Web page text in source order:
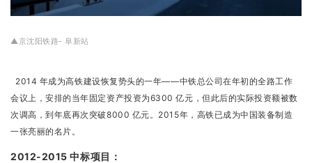
▲京沈阳铁路- 阜新站
2014 年成为高铁建设恢复势头的一年——中铁总公司在年初的全路工作
会议上，安排的当年固定资产投资为6300 亿元，但此后的实际投资额被数
次调高，到年底再次突破8000 亿元。2015年，高铁已成为中国装备制造
一张亮丽的名片。
2012-2015 中标项目：